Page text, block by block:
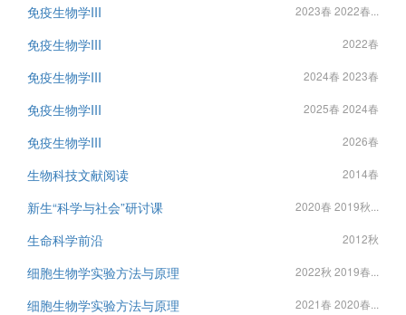
免疫生物学III 2023春 2022春...
免疫生物学III 2022春
免疫生物学III 2024春 2023春
免疫生物学III 2025春 2024春
免疫生物学III 2026春
生物科技文献阅读 2014春
新生“科学与社会”研讨课 2020春 2019秋...
生命科学前沿 2012秋
细胞生物学实验方法与原理 2022秋 2019春...
细胞生物学实验方法与原理 2021春 2020春...